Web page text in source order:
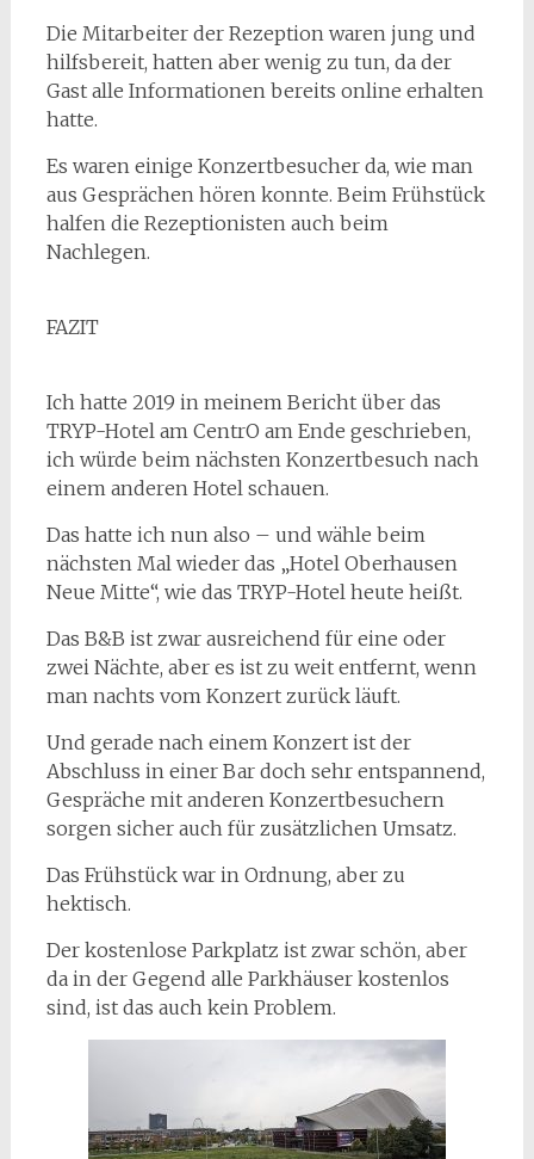
Die Mitarbeiter der Rezeption waren jung und
hilfsbereit, hatten aber wenig zu tun, da der
Gast alle Informationen bereits online erhalten
hatte.
Es waren einige Konzertbesucher da, wie man
aus Gesprächen hören konnte. Beim Frühstück
halfen die Rezeptionisten auch beim
Nachlegen.
FAZIT
Ich hatte 2019 in meinem Bericht über das
TRYP-Hotel am CentrO am Ende geschrieben,
ich würde beim nächsten Konzertbesuch nach
einem anderen Hotel schauen.
Das hatte ich nun also – und wähle beim
nächsten Mal wieder das „Hotel Oberhausen
Neue Mitte“, wie das TRYP-Hotel heute heißt.
Das B&B ist zwar ausreichend für eine oder
zwei Nächte, aber es ist zu weit entfernt, wenn
man nachts vom Konzert zurück läuft.
Und gerade nach einem Konzert ist der
Abschluss in einer Bar doch sehr entspannend,
Gespräche mit anderen Konzertbesuchern
sorgen sicher auch für zusätzlichen Umsatz.
Das Frühstück war in Ordnung, aber zu
hektisch.
Der kostenlose Parkplatz ist zwar schön, aber
da in der Gegend alle Parkhäuser kostenlos
sind, ist das auch kein Problem.